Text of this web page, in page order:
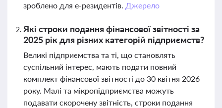
зроблено для е-резидентів. Джерело
Які строки подання фінансової звітності за
2025 рік для різних категорій підприємств?
Великі підприємства та ті, що становлять
суспільний інтерес, мають подати повний
комплект фінансової звітності до 30 квітня 2026
року. Малі та мікропідприємства можуть
подавати скорочену звітність, строки подання